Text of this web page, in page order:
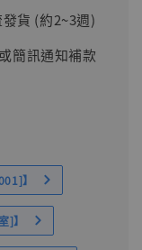
貨 (約2~3週)
簡訊通知補款
】
]】